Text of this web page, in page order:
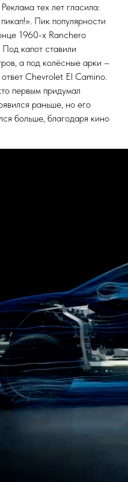
тех лет гласила:
Пик популярности
1960-х Ranchero
капот ставили
а под колёсные арки –
Chevrolet El Camino.
первым придумал
раньше, но его
больше, благодаря кино